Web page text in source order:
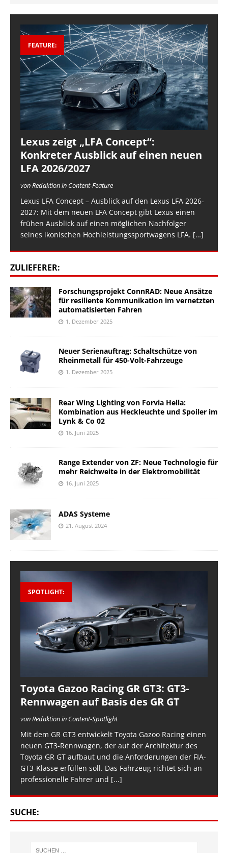
FEATURE:
Lexus zeigt „LFA Concept“:
Konkreter Ausblick auf einen neuen
LFA 2026/2027
von Redaktion in Content-Feature
Lexus LFA Concept – Ausblick auf den Lexus LFA 2026-
2027: Mit dem neuen LFA Concept gibt Lexus einen
frühen Ausblick auf einen möglichen Nachfolger
seines ikonischen Hochleistungssportwagens LFA. […]
ZULIEFERER:
Forschungsprojekt ConnRAD: Neue Ansätze
für resiliente Kommunikation im vernetzten
automatisierten Fahren
1. Dezember 2025
Neuer Serienauftrag: Schaltschütze von
Rheinmetall für 450-Volt-Fahrzeuge
1. Dezember 2025
Rear Wing Lighting von Forvia Hella:
Kombination aus Heckleuchte und Spoiler im
Lynk & Co 02
16. Juni 2025
Range Extender von ZF: Neue Technologie für
mehr Reichweite in der Elektromobilität
16. Juni 2025
ADAS Systeme
21. August 2024
SPOTLIGHT:
Toyota Gazoo Racing GR GT3: GT3-
Rennwagen auf Basis des GR GT
von Redaktion in Content-Spotlight
Mit dem GR GT3 entwickelt Toyota Gazoo Racing einen
neuen GT3-Rennwagen, der auf der Architektur des
Toyota GR GT aufbaut und die Anforderungen der FIA-
GT3-Klasse erfüllen soll. Das Fahrzeug richtet sich an
professionelle Fahrer und [...]
SUCHE: